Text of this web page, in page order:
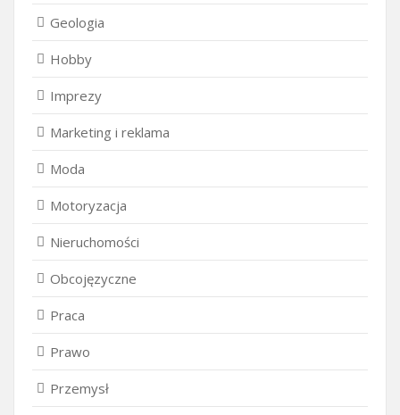
Geologia
Hobby
Imprezy
Marketing i reklama
Moda
Motoryzacja
Nieruchomości
Obcojęzyczne
Praca
Prawo
Przemysł